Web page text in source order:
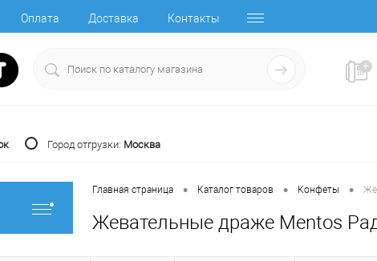
Оплата Доставка Контакты
Город отгрузки: Москва
Главная страница • Каталог товаров • Конфеты •
Жевательные драже Mentos